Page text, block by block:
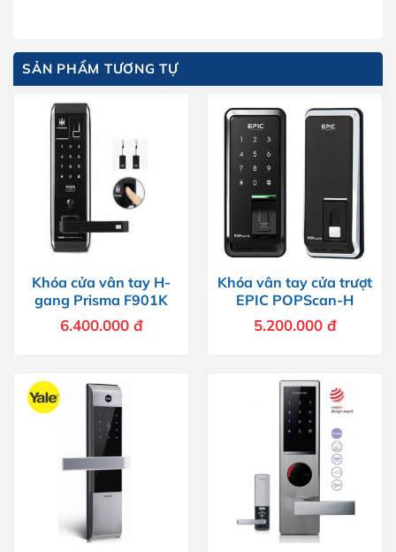
SẢN PHẨM TƯƠNG TỰ
Khóa cửa vân tay H-
gang Prisma F901K
6.400.000 đ
Khóa vân tay cửa trượt
EPIC POPScan-H
5.200.000 đ